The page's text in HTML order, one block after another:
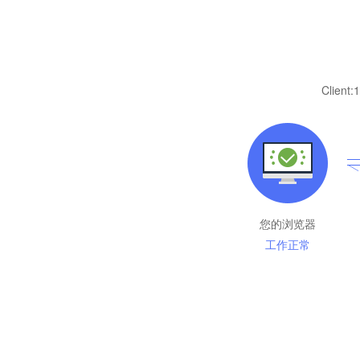
Client:
您的浏览器
工作正常